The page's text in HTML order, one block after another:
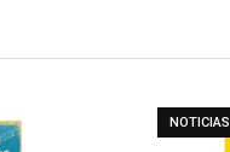
NOTICIAS